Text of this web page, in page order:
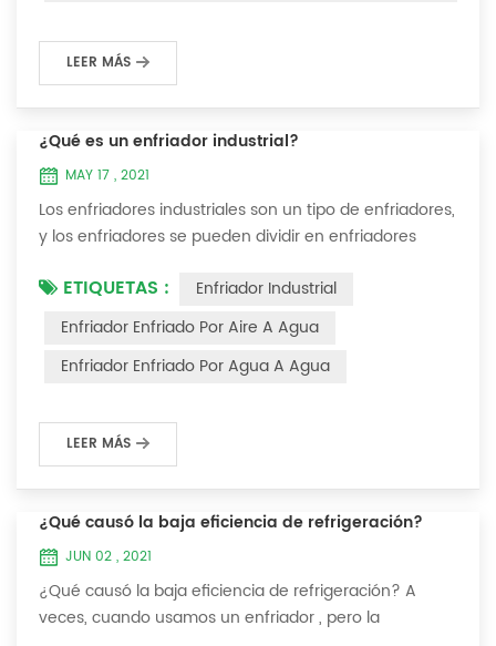
LEER MÁS
¿Qué es un enfriador industrial?
MAY 17 , 2021
Los enfriadores industriales son un tipo de enfriadores,
y los enfriadores se pueden dividir en enfriadores
enfriador de agua es un tipo de equipo de
enfriamiento de agua, que puede proporcionar un
equipo de enfriamiento de temperatura constante,
corriente constante y presión constante. El principio
ETIQUETAS :
Enfriador Industrial
Enfriador Enfriado Por Aire A Agua
Enfriador Enfriado Por Agua A Agua
LEER MÁS
¿Qué causó la baja eficiencia de refrigeración?
JUN 02 , 2021
¿Qué causó la baja eficiencia de refrigeración? A
veces, cuando usamos un enfriador , pero la